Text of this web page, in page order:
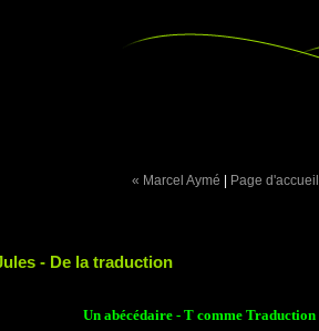
« Marcel Aymé | Page d'accueil
- De la traduction
Un abécédaire - T comme Traduction